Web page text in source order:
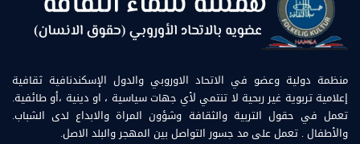
منظمة دولية وعضو في الاتحاد الاوروبي والدول الإسكندنافية ثقافية
إعلامية تربوية غير ربحية لا تنتمي لأي جهات سياسية ، او دينية ،أو طائفية.
تعمل في حقول التربية والثقافة وشؤون المراة والابداع لدى الشباب.
والأطفال . تعمل على مد جسور التواصل بين المهجر والبلد الاصل.